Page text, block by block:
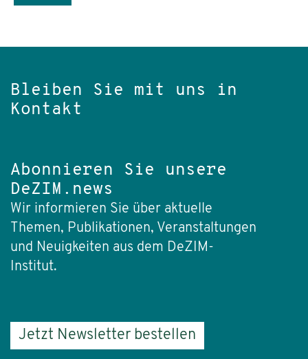
Bleiben Sie mit uns in
Kontakt
Abonnieren Sie unsere
DeZIM.news
Wir informieren Sie über aktuelle
Themen, Publikationen, Veranstaltungen
und Neuigkeiten aus dem DeZIM-
Institut.
Jetzt Newsletter bestellen